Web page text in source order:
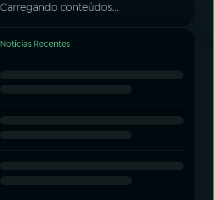
Carregando conteúdos...
Notícias Recentes